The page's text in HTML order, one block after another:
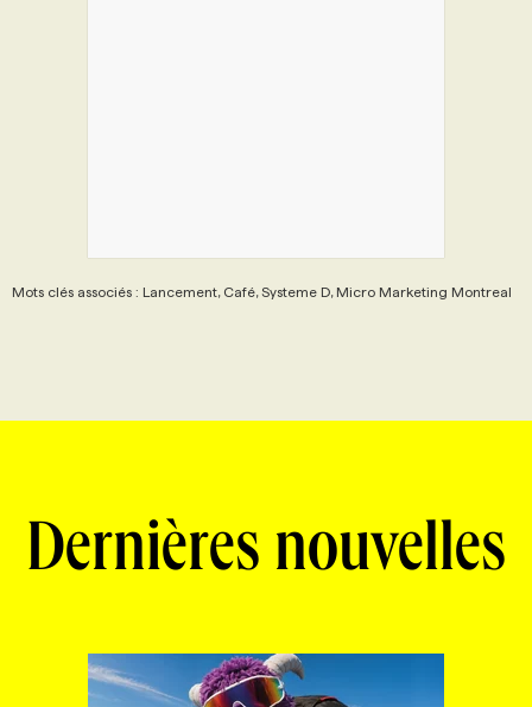
Mots clés associés : Lancement, Café, Systeme D, Micro Marketing Montreal
Dernières nouvelles